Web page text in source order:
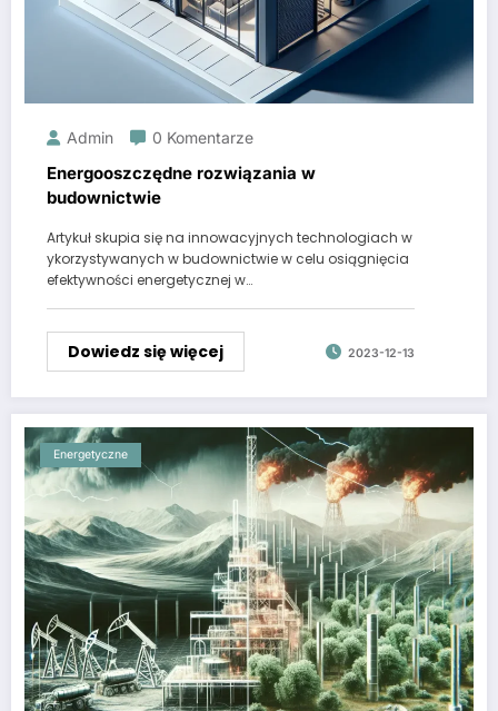
Admin 0 Komentarze
Energooszczędne rozwiązania w
budownictwie
Artykuł skupia się na innowacyjnych technologiach w
ykorzystywanych w budownictwie w celu osiągnięcia
efektywności energetycznej w…
Dowiedz się więcej 2023-12-13
Energetyczne